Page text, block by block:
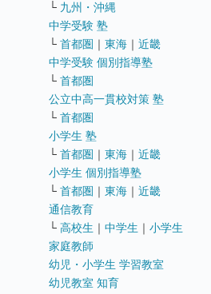
└ 九州・沖縄
中学受験 塾
└ 首都圏 ｜ 東海 ｜ 近畿
中学受験 個別指導塾
└ 首都圏
公立中高一貫校対策 塾
└ 首都圏
小学生 塾
└ 首都圏 ｜ 東海 ｜ 近畿
小学生 個別指導塾
└ 首都圏 ｜ 東海 ｜ 近畿
通信教育
└ 高校生 ｜ 中学生 ｜ 小学生
家庭教師
幼児・小学生 学習教室
幼児教室 知育